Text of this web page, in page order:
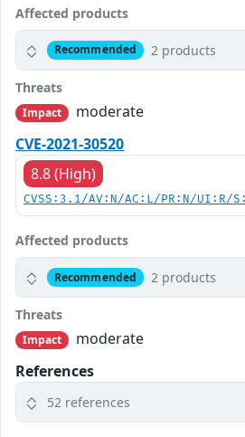
Affected products
Recommended 2 products
Threats
Impact
moderate
CVE-2021-30520
8.8 (High)
CVSS:3.1/AV:N/AC:L/PR:N/UI:R/
Affected products
Recommended 2 products
Threats
Impact
moderate
References
52 references